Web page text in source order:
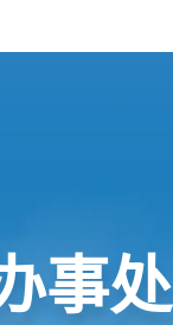
事处